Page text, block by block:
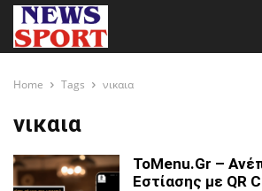
Home Tags νικαια
νικαια
ToMenu.Gr –
Εστίασης με QR